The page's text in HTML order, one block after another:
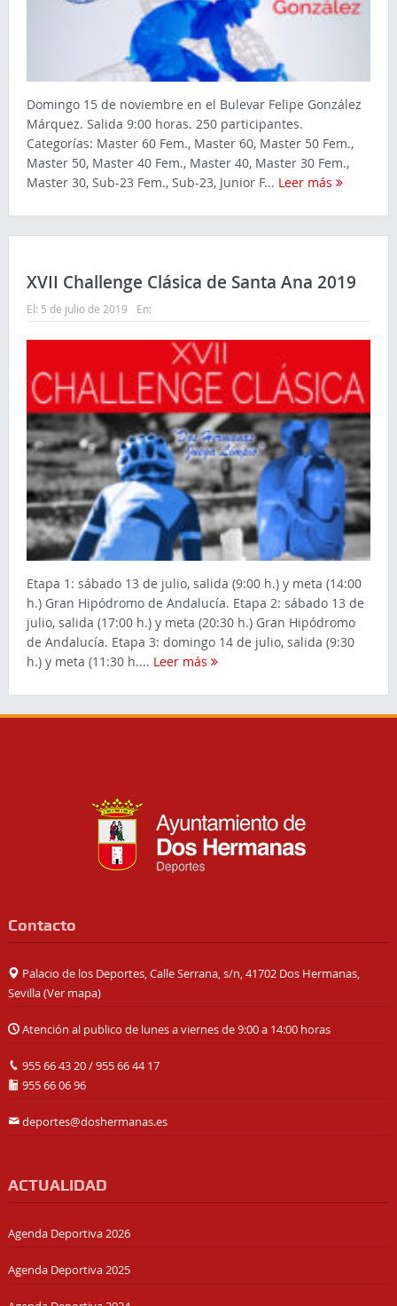
Domingo 15 de noviembre en el Bulevar Felipe González
Márquez. Salida 9:00 horas. 250 participantes.
Categorías: Master 60 Fem., Master 60, Master 50 Fem.,
Master 50, Master 40 Fem., Master 40, Master 30 Fem.,
Master 30, Sub-23 Fem., Sub-23, Junior F... Leer más
XVII Challenge Clásica de Santa Ana 2019
El: 5 de julio de 2019 En:
Etapa 1: sábado 13 de julio, salida (9:00 h.) y meta (14:00
h.) Gran Hipódromo de Andalucía. Etapa 2: sábado 13 de
julio, salida (17:00 h.) y meta (20:30 h.) Gran Hipódromo
de Andalucía. Etapa 3: domingo 14 de julio, salida (9:30
h.) y meta (11:30 h.... Leer más
Contacto
Palacio de los Deportes, Calle Serrana, s/n, 41702 Dos Hermanas,
Sevilla (Ver mapa)
Atención al publico de lunes a viernes de 9:00 a 14:00 horas
955 66 43 20/955 66 44 17
955 66 06 96
deportes@doshermanas.es
ACTUALIDAD
Agenda Deportiva 2026
Agenda Deportiva 2025